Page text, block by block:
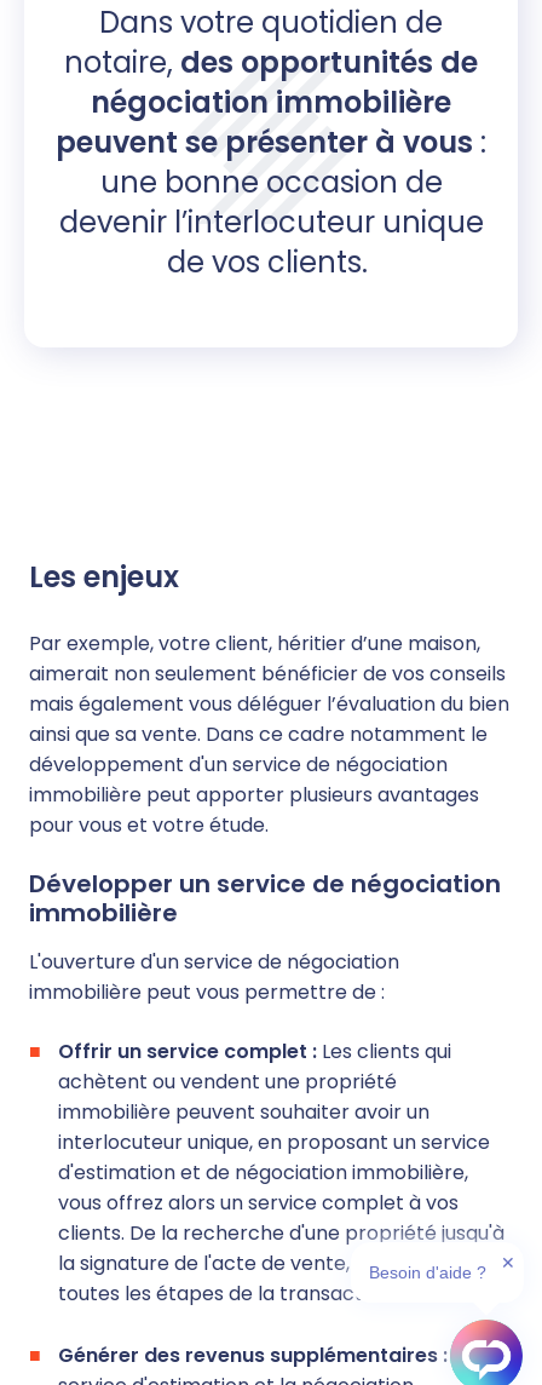
Dans votre quotidien de
notaire, des opportunités de
négociation immobilière
peuvent se présenter à vous :
une bonne occasion de
devenir l’interlocuteur unique
de vos clients.
Les enjeux
Par exemple, votre client, héritier d’une maison,
aimerait non seulement bénéficier de vos conseils
mais également vous déléguer l’évaluation du bien
ainsi que sa vente. Dans ce cadre notamment le
développement d'unservice de négociation
immobilière peut apporter plusieurs avantages
pour vous et votre étude.
Développer un service de négociation
immobilière
L'ouverture d'un service de négociation
immobilière peut vous permettre de :
Offrir un service complet : Les clients qui
achètent ou vendent une propriété
immobilière peuvent souhaiter avoir un
interlocuteur unique, en proposant un service
d'estimation et de négociation immobilière,
vous offrez alors un service complet à vos
clients. De la recherche d'une propriété jusqu'à
la signature de l'acte de vente, vous couvrez
toutes les étapes de la transaction immobilière
Générer des revenus supplémentaires :Le
Besoin d'aide ? ✕